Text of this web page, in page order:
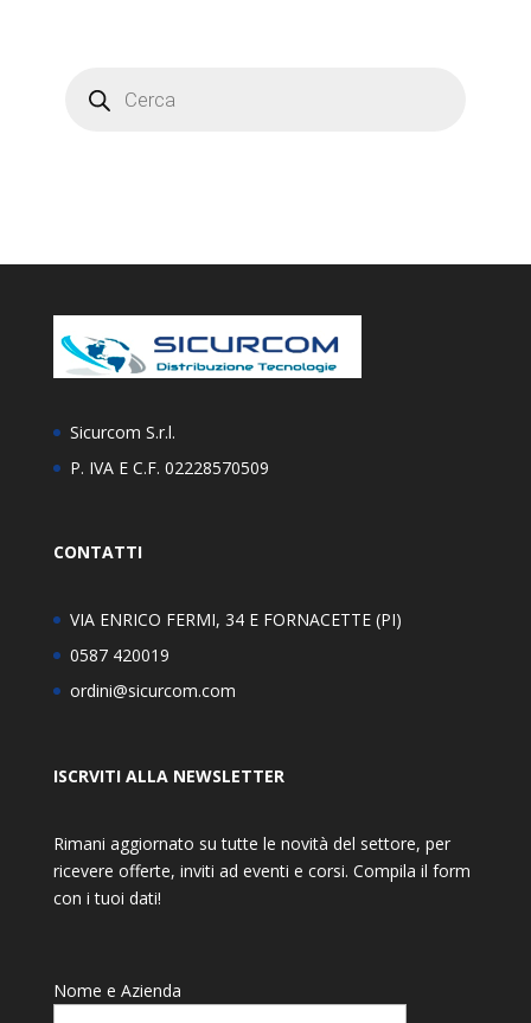
search
Sicurcom S.r.l.
P. IVA E C.F. 02228570509
CONTATTI
VIA ENRICO FERMI, 34 E FORNACETTE (PI)
0587 420019
ordini@sicurcom.com
ISCRVITI ALLA NEWSLETTER
Rimani aggiornato su tutte le novità del settore, per
ricevere offerte, inviti ad eventi e corsi. Compila il form
con i tuoi dati!
Nome e Azienda